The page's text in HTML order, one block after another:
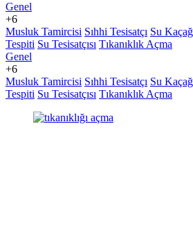
Genel
+6
Musluk Tamircisi Sıhhi Tesisatçı Su
Tespiti Su Tesisatçısı Tıkanıklık Açma
Genel
+6
Musluk Tamircisi Sıhhi Tesisatçı Su
Tespiti Su Tesisatçısı Tıkanıklık Açma